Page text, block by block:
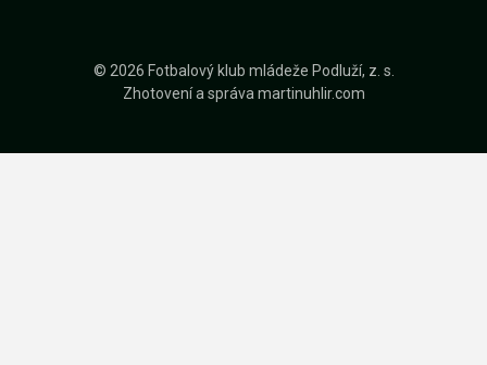
© 2026 Fotbalový klub mládeže Podluží, z. s.
Zhotovení a správamartinuhlir.com